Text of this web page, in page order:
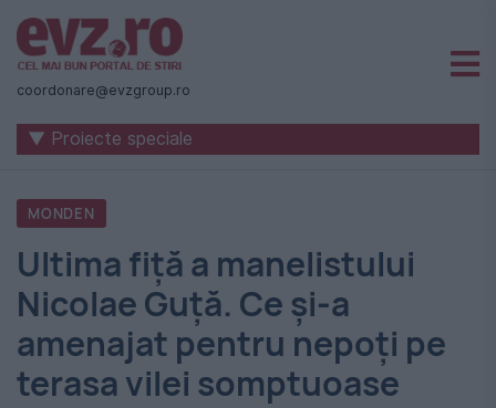
Știri
naționale
internaționale
România
-
Evenimentul
Zilei
coordonare@evzgroup.ro
▼ Proiecte speciale
MONDEN
Ultima fiță a manelistului
Nicolae Guță. Ce și-a
amenajat pentru nepoți pe
terasa vilei somptuoase